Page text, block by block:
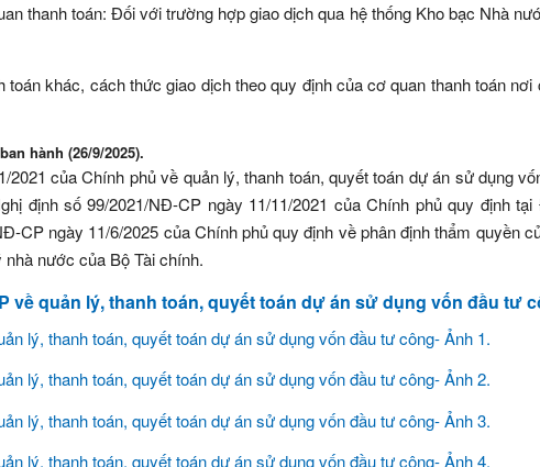
thanh toán: Đối với trường hợp giao dịch qua hệ thống Kho bạc Nhà
khác, cách thức giao dịch theo quy định của cơ quan thanh toán nơi
hành (26/9/2025).
của Chính phủ về quản lý, thanh toán, quyết toán dự án sử dụng
định số 99/2021/NĐ-CP ngày 11/11/2021 của Chính phủ quy định tại
CP ngày 11/6/2025 của Chính phủ quy định về phân định thẩm quyền
nước của Bộ Tài chính.
về quản lý, thanh toán, quyết toán dự án sử dụng vốn đầu tư